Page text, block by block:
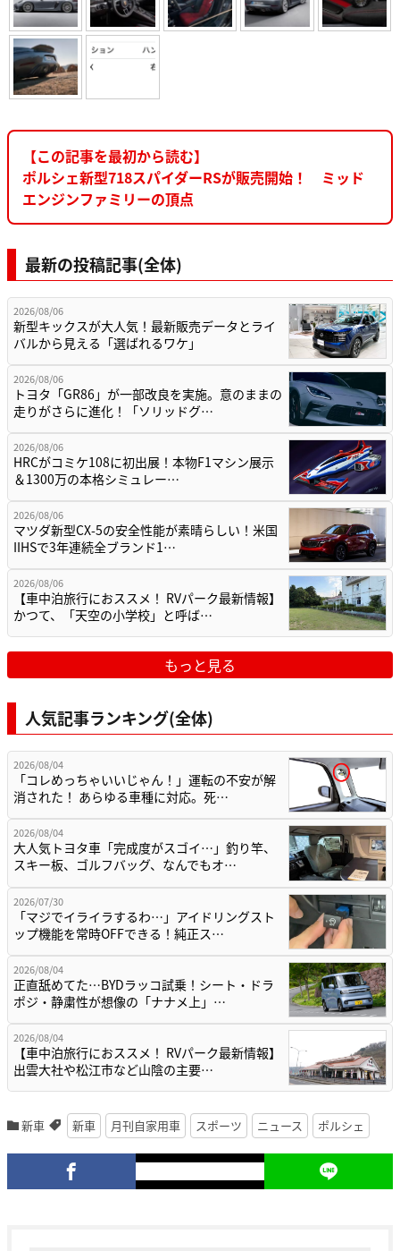
【この記事を最初から読む】
ポルシェ新型718スパイダーRSが販売開始！ ミッド
エンジンファミリーの頂点
最新の投稿記事(全体)
2026/08/06
新型キックスが大人気！最新販売データとライ
バルから見える「選ばれるワケ」
2026/08/06
トヨタ「GR86」が一部改良を実施。意のままの
走りがさらに進化！「ソリッドグ…
2026/08/06
HRCがコミケ108に初出展！本物F1マシン展示
＆1300万の本格シミュレー…
2026/08/06
マツダ新型CX-5の安全性能が素晴らしい！米国
IIHSで3年連続全ブランド1…
2026/08/06
【車中泊旅行におススメ！ RVパーク最新情報】
かつて、「天空の小学校」と呼ば…
もっと見る
人気記事ランキング(全体)
2026/08/04
「コレめっちゃいいじゃん！」運転の不安が解
消された！ あらゆる車種に対応。死…
2026/08/04
大人気トヨタ車「完成度がスゴイ…」釣り竿、
スキー板、ゴルフバッグ、なんでもオ…
2026/07/30
「マジでイライラするわ…」アイドリングスト
ップ機能を常時OFFできる！純正ス…
2026/08/04
正直舐めてた…BYDラッコ試乗！シート・ドラ
ポジ・静粛性が想像の「ナナメ上」…
2026/08/04
【車中泊旅行におススメ！ RVパーク最新情報】
出雲大社や松江市など山陰の主要…
新車 新車 月刊自家用車 スポーツ ニュース ポルシェ